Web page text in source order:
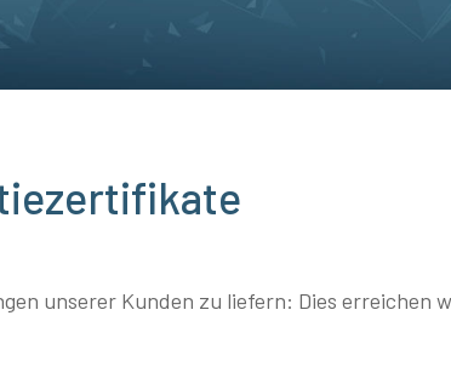
unserer Kunden zu liefern: Dies erreichen